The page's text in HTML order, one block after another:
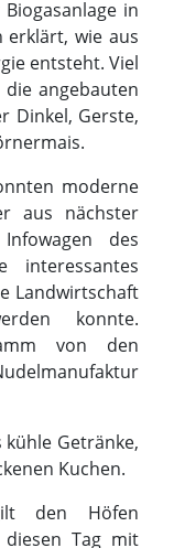
moderne
aus nächster
des
interessantes
von den
kühle Getränke,
Kuchen.
den Höfen
Tag mit
damit einen